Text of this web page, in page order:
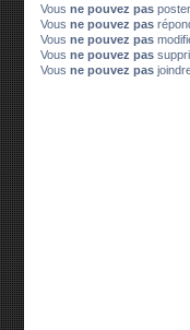
Vousne pouvez pas
Vousne pouvez pas
Vousne pouvez pas
Vousne pouvez pas
Vousne pouvez pas